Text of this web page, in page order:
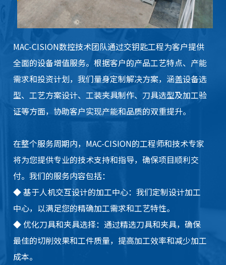
MAC-CISION数控技术团队通过交钥匙工程为客户提供
全面的设备增值服务。根据客户的产品工艺特点、产能
需求和投资计划，我们量身定制解决方案，涵盖设备选
型、工艺方案设计、工装夹具制作、刀具选型及加工验
证等方面，协助客户实现产能和品质的双重提升。
在整个服务周期内，MAC-CISION的工程师和技术专家
将为您提供专业的技术支持和指导，确保项目顺利交
付。我们的服务内容包括：
◆基于人机交互设计的加工中心：我们定制设计加工
中心，以满足您的精确加工需求和工艺特性。
◆ 优化刀具和夹具选择：通过精选刀具和夹具，确保
最佳的切削效果和工件质量，提高加工效率和减少加工
成本。